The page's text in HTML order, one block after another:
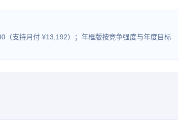
（支持月付 ¥13,192）；年框版按竞争强度与年度目标